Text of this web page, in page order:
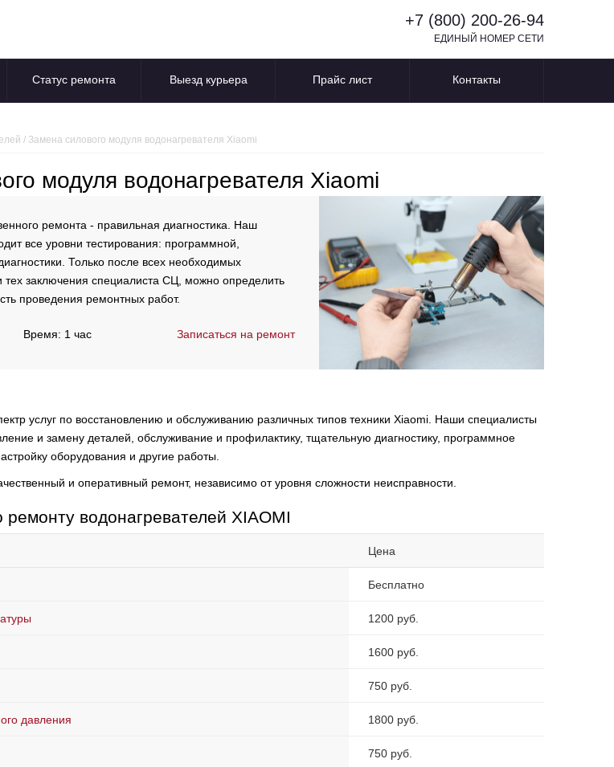
+7 (800) 200-26-94
ЕДИНЫЙ НОМЕР СЕТИ
Статус ремонта Выезд курьера Прайс лист Контакты
/ Замена силового модуля водонагревателя Xiaomi
модуля водонагревателя Xiaomi
ремонта - правильная диагностика. Наш
все уровни тестирования: программной,
Только после всех необходимых
тех заключения специалиста СЦ, можно определить
проведения ремонтных работ.
Время: 1 час Записаться на ремонт
услуг по восстановлению и обслуживанию различных типов техники Xiaomi. Наши специалисты
и замену деталей, обслуживание и профилактику, тщательную диагностику, программное
оборудования и другие работы.
и оперативный ремонт, независимо от уровня сложности неисправности.
водонагревателей XIAOMI
Цена
Бесплатно
1200 руб.
1600 руб.
750 руб.
давления 1800 руб.
750 руб.